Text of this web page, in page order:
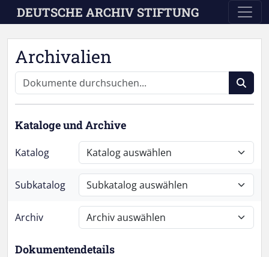
Skip to main content
DEUTSCHE ARCHIV STIFTUNG
Archivalien
Kataloge und Archive
Katalog
Subkatalog
Archiv
Dokumentendetails